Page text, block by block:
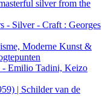
silver from the
- Silver - Craft : Georges
Moderne Kunst &
- Emilio Tadini, Keizo
| Schilder van de